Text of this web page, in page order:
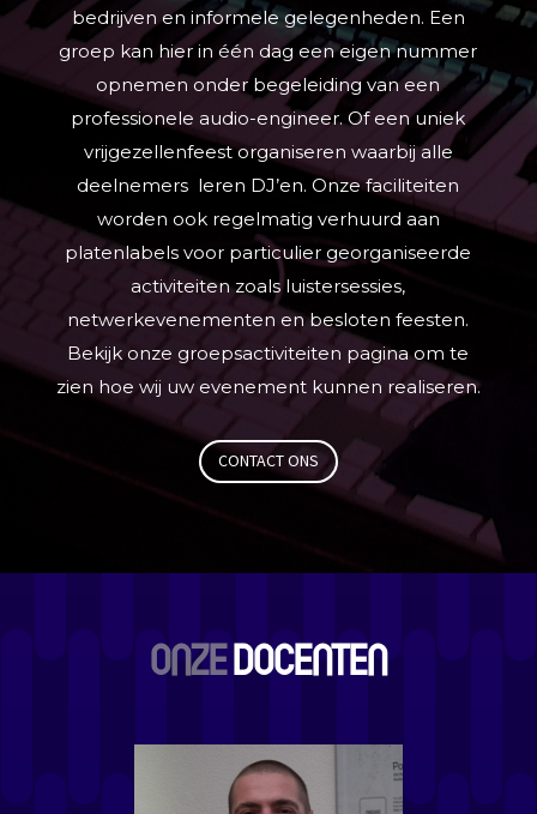
bedrijven en informele gelegenheden. Een
groep kan hier in één dag een eigen nummer
opnemen onder begeleiding van een
professionele audio-engineer. Of een uniek
vrijgezellenfeest organiseren waarbij alle
deelnemers leren DJ’en. Onze faciliteiten
worden ook regelmatig verhuurd aan
platenlabels voor particulier georganiseerde
activiteiten zoals luistersessies,
netwerkevenementen en besloten feesten.
Bekijk onze groepsactiviteiten pagina om te
zien hoe wij uw evenement kunnen realiseren.
CONTACT ONS
ONZEDOCENTEN